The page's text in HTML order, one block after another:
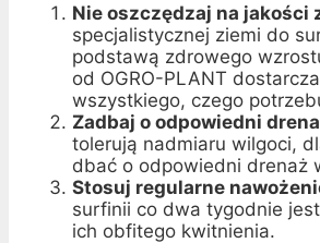
Nie oszczędzaj na jakości
specjalistycznej ziemi do
podstawą zdrowego
od OGRO-PLANT
wszystkiego, czego
Zadbaj o odpowiedni
tolerują nadmiaru wilgoci,
dbać o odpowiedni drenaż
Stosuj regularne
surfinii co dwa tygodnie
ich obfitego kwitnienia.